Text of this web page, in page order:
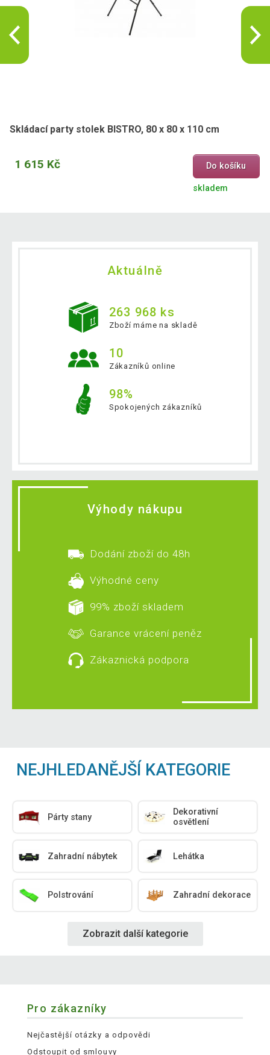
Skládací party stolek BISTRO, 80 x 80 x 110 cm
1 615 Kč Do košíku
skladem
Aktuálně
263 968 ks
Zboží máme na skladě
10
Zákazníků online
98%
Spokojených zákazníků
Výhody nákupu
Dodání zboží do 48h
Výhodné ceny
99% zboží skladem
Garance vrácení peněz
Zákaznická podpora
NEJHLEDANĚJŠÍ KATEGORIE
Párty stany
Dekorativní
osvětlení
Zahradní nábytek Lehátka
Polstrování Zahradní dekorace
Zobrazit další kategorie
Pro zákazníky
Nejčastější otázky a odpovědi
Odstoupit od smlouvy